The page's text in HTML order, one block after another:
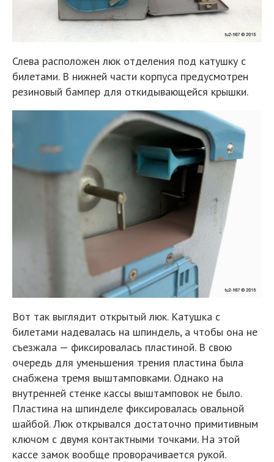
Слева расположен люк отделения под катушку с
билетами. В нижней части корпуса предусмотрен
резиновый бампер для откидывающейся крышки.
Вот так выглядит открытый люк. Катушка с
билетами надевалась на шпиндель, а чтобы она не
съезжала — фиксировалась пластиной. В свою
очередь для уменьшения трения пластина была
снабжена тремя выштамповками. Однако на
внутренней стенке кассы выштамповок не было.
Пластина на шпинделе фиксировалась овальной
шайбой. Люк открывался достаточно примитивным
ключом с двумя контактными точками. На этой
кассе замок вообще проворачивается рукой.